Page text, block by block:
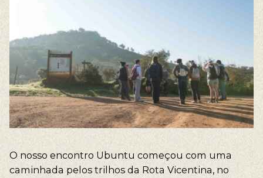
O nosso encontro Ubuntu começou com uma
caminhada pelos trilhos da Rota Vicentina, no